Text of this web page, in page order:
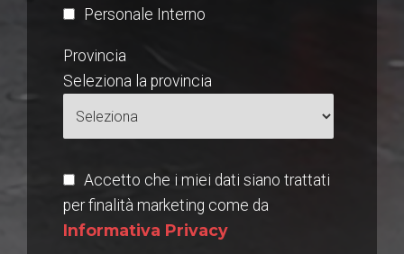
Personale Interno
Provincia
Seleziona la provincia
Accetto che i miei dati siano trattati
per finalità marketing come da
Informativa Privacy